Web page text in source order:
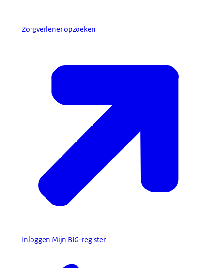
Zorgverlener opzoeken
Inloggen Mijn BIG-register